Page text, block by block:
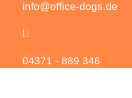
info@office-dogs.de

04371 - 889 346